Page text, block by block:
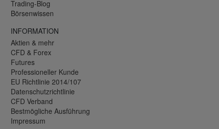
Trading-Blog
Börsenwissen
INFORMATION
Aktien & mehr
CFD & Forex
Futures
Professioneller Kunde
EU Richtlinie 2014/107
Datenschutzrichtlinie
CFD Verband
Bestmögliche Ausführung
Impressum